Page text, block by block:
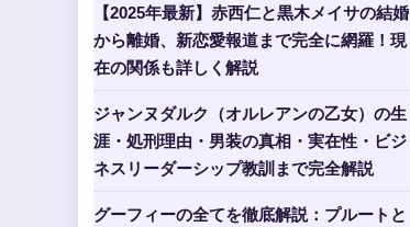
【2025年最新】赤西仁と黒木メイサの結婚
から離婚、新恋愛報道まで完全に網羅！現
在の関係も詳しく解説
ジャンヌダルク（オルレアンの乙女）の生
涯・処刑理由・男装の真相・実在性・ビジ
ネスリーダーシップ教訓まで完全解説
グーフィーの全てを徹底解説：プルートと